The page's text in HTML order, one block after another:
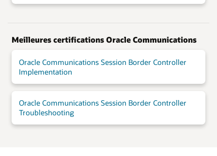
Meilleures certifications Oracle Communications
Oracle Communications Session Border Controller
Implementation
Oracle Communications Session Border Controller
Troubleshooting